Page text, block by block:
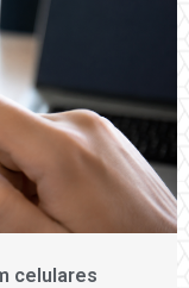
celulares